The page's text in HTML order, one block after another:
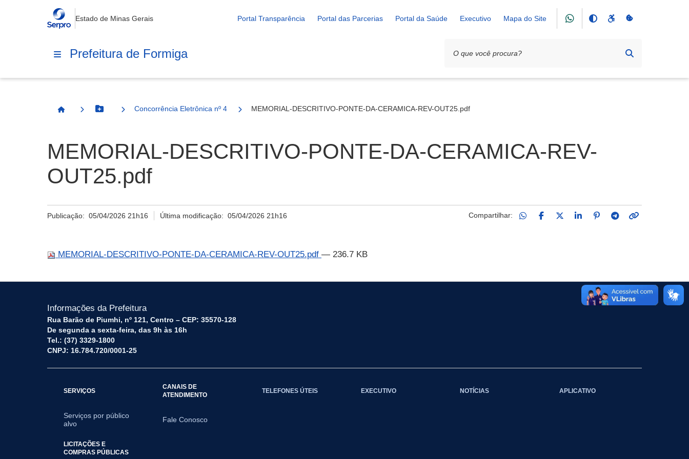
Estado de Minas Gerais Portal Transparência Portal das Parcerias Portal da Saúde Executivo Mapa do Site
Prefeitura de Formiga
Página InicialBotão Menu
Concorrência Eletrônica nº 4/2025 MEMORIAL-DESCRITIVO-PONTE-DA-CERAMICA-REV-OUT25.pdf
MEMORIAL-DESCRITIVO-PONTE-DA-CERAMICA-REV-
OUT25.pdf
Publicação: 05/04/2026 21h16 Última modificação:05/04/2026 21h16 Compartilhar:
MEMORIAL-DESCRITIVO-PONTE-DA-CERAMICA-REV-OUT25.pdf — 236.7 KB
Informações da Prefeitura
Rua Barão de Piumhi, nº 121, Centro – CEP: 35570-128
De segunda a sexta-feira, das 9h às 16h
Tel.: (37) 3329-1800
CNPJ: 16.784.720/0001-25
SERVIÇOS
Serviços por público
alvo
CANAIS DE
ATENDIMENTO
Fale Conosco
TELEFONES ÚTEIS EXECUTIVO NOTÍCIAS APLICATIVO
LICITAÇÕES E
COMPRAS PÚBLICAS